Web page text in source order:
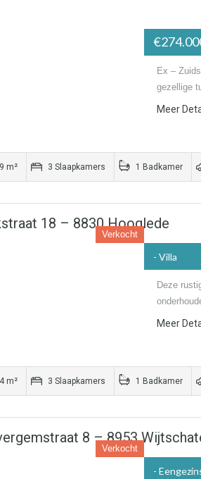
Ex –
gezellige
Meer
m² 3 Slaapkamers 1 Badkamer
18 – 8830 Hooglede
Verkocht
- Villa
Deze
Meer
m² 3 Slaapkamers 1 Badkamer
8 – 8953
Verkocht
-